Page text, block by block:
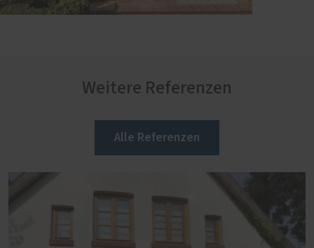
Weitere Referenzen
Alle Referenzen